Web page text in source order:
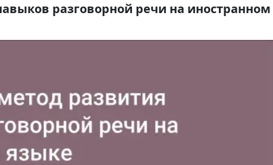
разговорной речи на иностранном